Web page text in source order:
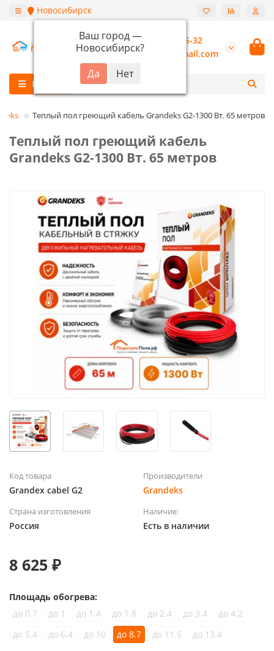
Новосибирск
Ваш город —
Новосибирск?
+7 (913) 987-55-32
burannsk@gmail.com
Каталог
Теплый пол греющий кабель Grandeks G2-1300 Вт. 65 метров
Теплый пол греющий кабель
Grandeks G2-1300 Вт. 65 метров
Код товара
Grandex cabel G2
Производители
Grandeks
Страна изготовления
Россия
Наличие:
Есть в наличии
8 625 ₽
Площадь обогрева:
до 0.7
до 1 до 1.4 до 1.8 до 2.4 до 3.4
до 4.2
до 5.4
до 6.4 до 10 до 8.7 до 11.5
до 13.4